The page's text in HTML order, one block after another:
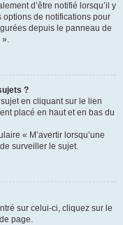
d’être notifié lorsqu’il y
options de notifications pour
depuis le panneau de
».
?
en cliquant sur le lien
placé en haut et en bas du
« M’avertir lorsqu’une
surveiller le sujet.
sur celui-ci, cliquez sur le
page.